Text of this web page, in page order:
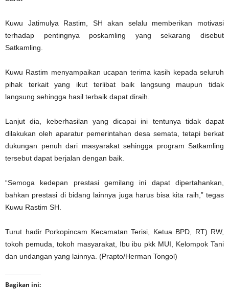
Kuwu Jatimulya Rastim, SH akan selalu memberikan motivasi
terhadap pentingnya poskamling yang sekarang disebut
Satkamling.
Kuwu Rastim menyampaikan ucapan terima kasih kepada seluruh
pihak terkait yang ikut terlibat baik langsung maupun tidak
langsung sehingga hasil terbaik dapat diraih.
Lanjut dia, keberhasilan yang dicapai ini tentunya tidak dapat
dilakukan oleh aparatur pemerintahan desa semata, tetapi berkat
dukungan penuh dari masyarakat sehingga program Satkamling
tersebut dapat berjalan dengan baik.
“Semoga kedepan prestasi gemilang ini dapat dipertahankan,
bahkan prestasi di bidang lainnya juga harus bisa kita raih,” tegas
Kuwu Rastim SH.
Turut hadir Porkopincam Kecamatan Terisi, Ketua BPD, RT) RW,
tokoh pemuda, tokoh masyarakat, Ibu ibu pkk MUI, Kelompok Tani
dan undangan yang lainnya. (Prapto/Herman Tongol)
Bagikan ini: